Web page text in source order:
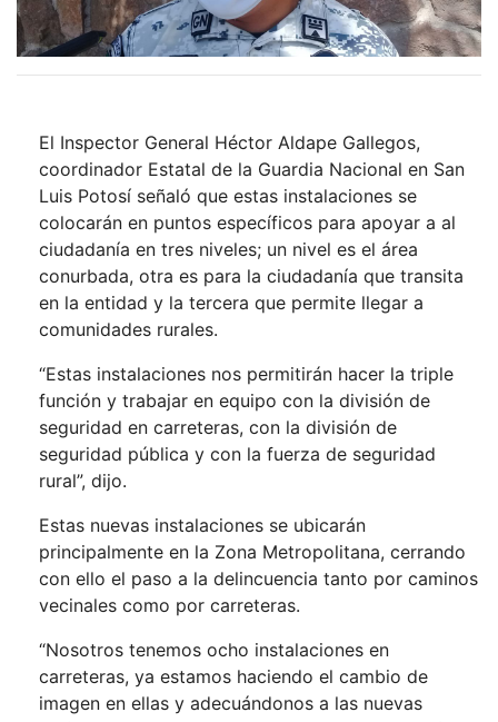
El Inspector General Héctor Aldape Gallegos,
coordinador Estatal de la Guardia Nacional en San
Luis Potosí señaló que estas instalaciones se
colocarán en puntos específicos para apoyar a al
ciudadanía en tres niveles; un nivel es el área
conurbada, otra es para la ciudadanía que transita
en la entidad y la tercera que permite llegar a
comunidades rurales.
“Estas instalaciones nos permitirán hacer la triple
función y trabajar en equipo con la división de
seguridad en carreteras, con la división de
seguridad pública y con la fuerza de seguridad
rural”, dijo.
Estas nuevas instalaciones se ubicarán
principalmente en la Zona Metropolitana, cerrando
con ello el paso a la delincuencia tanto por caminos
vecinales como por carreteras.
“Nosotros tenemos ocho instalaciones en
carreteras, ya estamos haciendo el cambio de
imagen en ellas y adecuándonos a las nuevas